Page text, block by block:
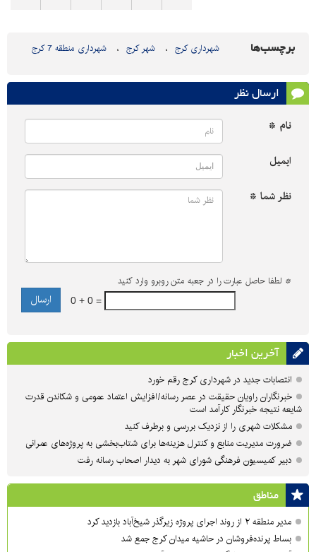
برچسب‌ها شهرداری کرج شهر کرج شهرداری منطقه 7 کرج
ارسال نظر
نام *
ایمیل
نظر شما *
* لطفا حاصل عبارت را در جعبه متن روبرو وارد کنید
0 + 0 =
آخرین اخبار
انتصابات جدید در شهرداری کرج رقم خورد
خبرنگاران راویان حقیقت در عصر رسانه/افزایش اعتماد عمومی و شکاندن قدرت
شایعه نتیجه خبرنگار کارآمد است
مشکلات شهری را از نزدیک بررسی و برطرف کنید
ضرورت مدیریت منابع و کنترل هزینه‌ها برای شتاب‌بخشی به پروژه‌های عمرانی
دبیر کمیسیون فرهنگی شورای شهر به دیدار اصحاب رسانه رفت
مناطق
مدیر منطقه ۲ از روند اجرای پروژه زیرگذر شیخ‌آباد بازدید کرد
بساط پرنده‌فروشان در حاشیه میدان کرج جمع شد